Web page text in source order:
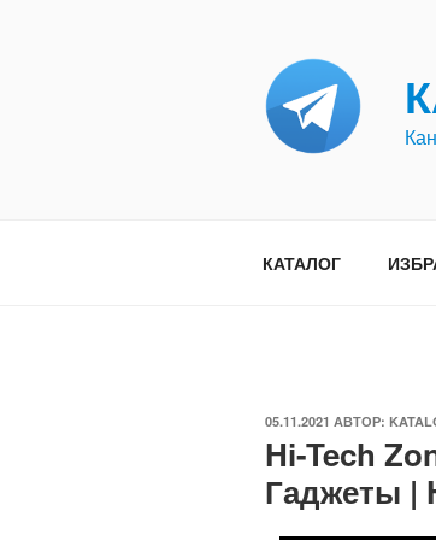
КАТАЛОГ
ОПУБЛИКОВАНО
05.11.2021 АВТОР:
Hi-Tech
Гаджеты |